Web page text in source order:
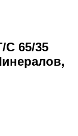
C 65/35